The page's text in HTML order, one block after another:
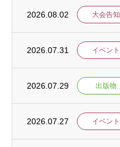
2026.08.02 大会告知
2026.07.31 イベント
2026.07.29 出版物
2026.07.27 イベント